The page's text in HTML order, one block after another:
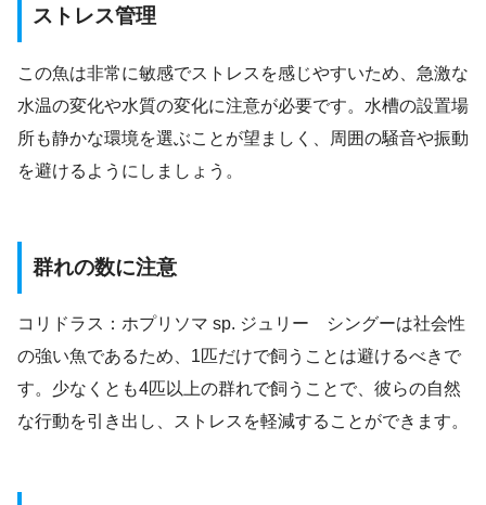
ストレス管理
この魚は非常に敏感でストレスを感じやすいため、急激な
水温の変化や水質の変化に注意が必要です。水槽の設置場
所も静かな環境を選ぶことが望ましく、周囲の騒音や振動
を避けるようにしましょう。
群れの数に注意
コリドラス：ホプリソマ sp. ジュリー シングーは社会性
の強い魚であるため、1匹だけで飼うことは避けるべきで
す。少なくとも4匹以上の群れで飼うことで、彼らの自然
な行動を引き出し、ストレスを軽減することができます。